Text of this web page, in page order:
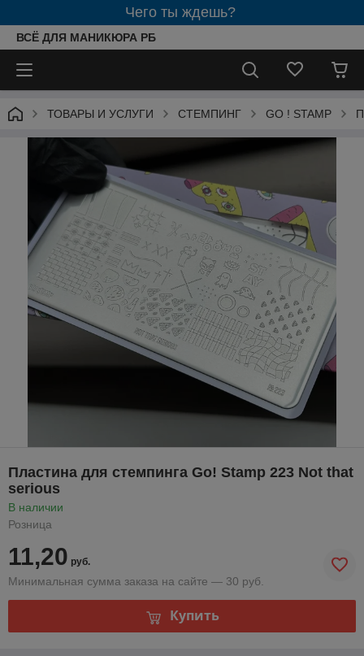
Чего ты ждешь?
ВСЁ ДЛЯ МАНИКЮРА РБ
ТОВАРЫ И УСЛУГИ СТЕМПИНГ GO ! STAMP
Пластина для стемпинга Go! Stamp 223 Not that
serious
В наличии
Розница
11,20 руб.
Минимальная сумма заказа на сайте — 30 руб.
Купить